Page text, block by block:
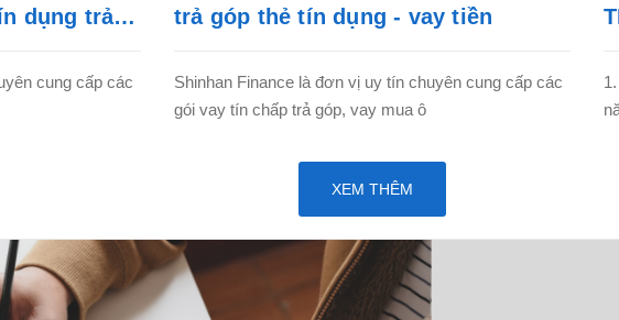
dụng trả
cung cấp các
trả góp thẻ tín dụng - vay tiền
Shinhan Finance là đơn vị uy tín chuyên cung cấp các
gói vay tín chấp trả góp, vay mua ô
XEM THÊM